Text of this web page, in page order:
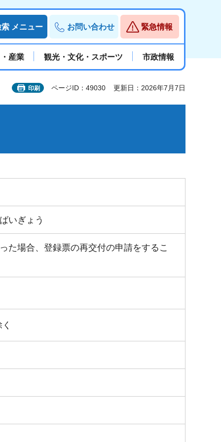
索 メニュー お問い合わせ 緊急情報
産業 観光・文化・スポーツ 市政情報
印刷 ページID：49030 更新日：2026年7月7日
いぎょう
た場合、登録票の再交付の申請をするこ